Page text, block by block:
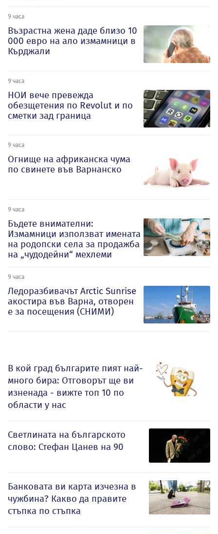
9 часа
Възрастна жена даде близо 10
000 евро на ало измамници в
Кърджали
9 часа
НОИ вече превежда
обезщетения по Revolut и по
сметки зад граница
9 часа
Огнище на африканска чума
по свинете във Варнанско
9 часа
Бъдете внимателни:
Измамници използват имената
на родопски села за продажба
на „чудодейни“ мехлеми
9 часа
Ледоразбивачът Arctic Sunrise
акостира във Варна, отворен
е за посещения (СНИМИ)
В кой град българите пият най-
много бира: Отговорът ще ви
изненада - вижте топ 10 по
области у нас
Светлината на българското
слово: Стефан Цанев на 90
Банковата ви карта изчезна в
чужбина? Какво да правите
стъпка по стъпка